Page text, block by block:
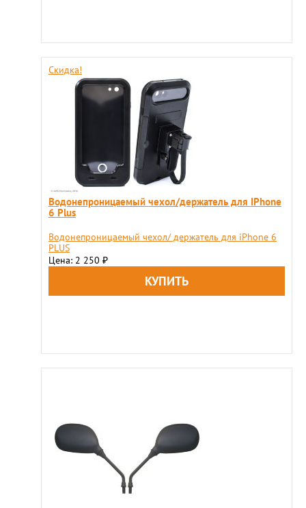
Скидка!
Водонепроницаемый чехол/держатель для IPhone
6 Plus
Водонепроницаемый чехол/ держатель для iPhone 6
PLUS
Цена: 2 250 ₽